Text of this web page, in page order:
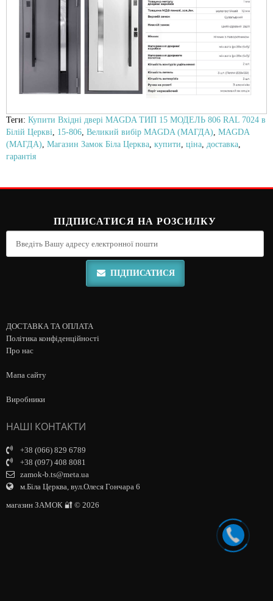
Теги: Купити Вхідні двері MAGDA ТИП 15 МОДЕЛЬ 806 RAL 7024 в
Білій Церкві, 15-806, Великий вибір MAGDA (МАГДА), MAGDA
(МАГДА), Магазин Замок Біла Церква, купити, ціна, доставка,
гарантія
ПІДПИСАТИСЯ НА РОЗСИЛКУ
ПІДПИСАТИСЯ
ДОСТАВКА ТА ОПЛАТА
Політика конфіденційності
Про нас
Мапа сайту
Виробники
НАШІ КОНТАКТИ
+38 (066) 829 6789
+38 (097) 408 8081
zamok-b.ts@meta.ua
м.Біла Церква, вул.Олеся Гончара 6
магазин ЗАМОК 🔐 © 2026